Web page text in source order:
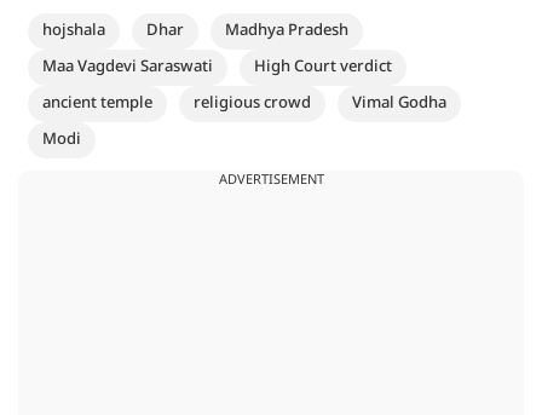
hojshala Dhar
Madhya Pradesh
Maa Vagdevi Saraswati
High Court verdict
ancient temple
religious crowd
Vimal Godha
Modi
ADVERTISEMENT